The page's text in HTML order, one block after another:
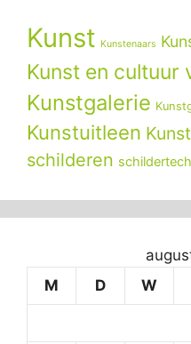
Kunst Kunstenaars
Kunst en cultuur
Kunstgalerie
Kunstuitleen
schilderen
M
D W